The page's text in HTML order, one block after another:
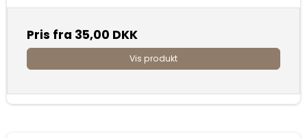
Pris fra 35,00 DKK
Vis produkt